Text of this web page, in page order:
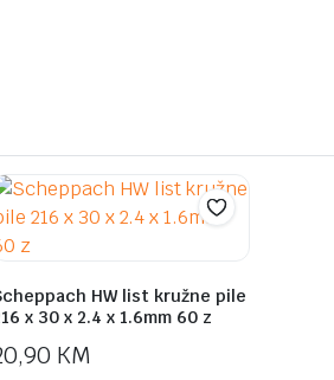
HW list kružne pile
x 30 x 2.4 x 1.6mm 60 z
KM